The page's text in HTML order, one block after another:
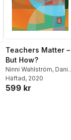
Teachers Matter –
But How?
Ninni Wahlström,
Alvunger,Daniel
Sundberg
Häftad, 2020
599 kr